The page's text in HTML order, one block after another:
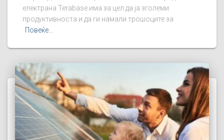
електрана Terabase има за цел да ја зголеми
продуктивноста и да ги намали трошоците за
Повеќе...